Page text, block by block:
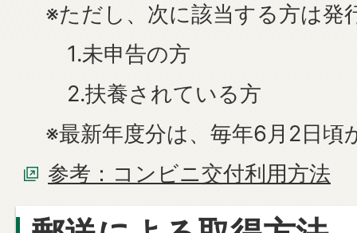
※ただし、次に該当する方は発
1.未申告の方
2.扶養されている方
※最新年度分は、毎年6月2日頃
参考：コンビニ交付利用方法